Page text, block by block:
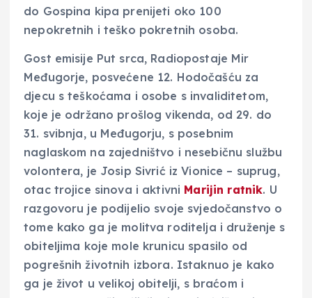
do Gospina kipa prenijeti oko 100
nepokretnih i teško pokretnih osoba.
Gost emisije Put srca, Radiopostaje Mir
Međugorje, posvećene 12. Hodočašću za
djecu s teškoćama i osobe s invaliditetom,
koje je održano prošlog vikenda, od 29. do
31. svibnja, u Međugorju, s posebnim
naglaskom na zajedništvo i nesebičnu službu
volontera, je Josip Sivrić iz Vionice – suprug,
otac trojice sinova i aktivni Marijin ratnik. U
razgovoru je podijelio svoje svjedočanstvo o
tome kako ga je molitva roditelja i druženje s
obiteljima koje mole krunicu spasilo od
pogrešnih životnih izbora. Istaknuo je kako
ga je život u velikoj obitelji, s braćom i